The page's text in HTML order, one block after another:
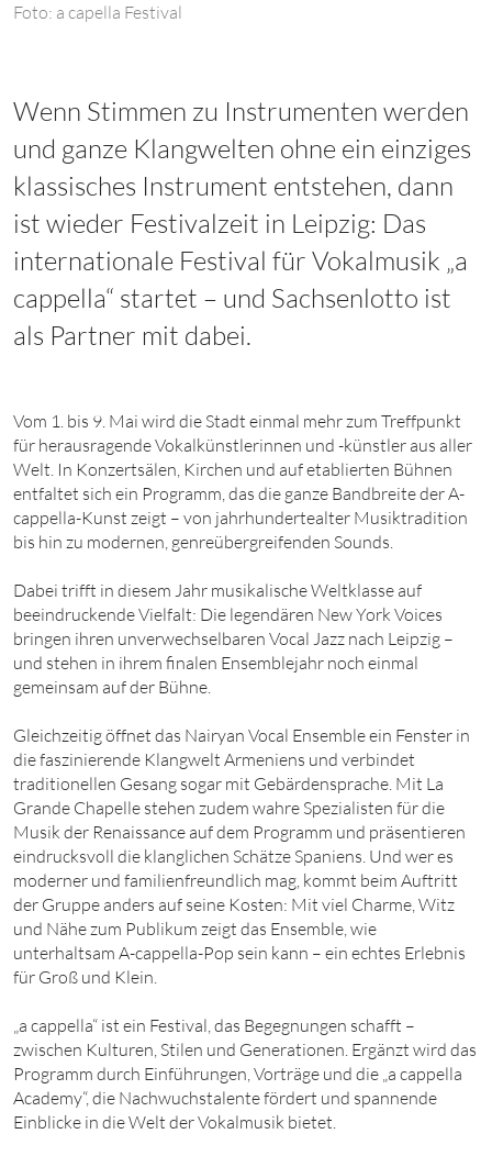
Foto: a capella Festival
Wenn Stimmen zu Instrumenten werden
und ganze Klangwelten ohne ein einziges
klassisches Instrument entstehen, dann
ist wieder Festivalzeit in Leipzig: Das
internationale Festival für Vokalmusik „a
cappella“ startet – und Sachsenlotto ist
als Partner mit dabei.
Vom 1. bis 9. Mai wird die Stadt einmal mehr zum Treffpunkt
für herausragende Vokalkünstlerinnen und -künstler aus aller
Welt. In Konzertsälen, Kirchen und auf etablierten Bühnen
entfaltet sich ein Programm, das die ganze Bandbreite der A-
cappella-Kunst zeigt – von jahrhundertealter Musiktradition
bis hin zu modernen, genreübergreifenden Sounds.
Dabei trifft in diesem Jahr musikalische Weltklasse auf
beeindruckende Vielfalt: Die legendären New York Voices
bringen ihren unverwechselbaren Vocal Jazz nach Leipzig –
und stehen in ihrem finalen Ensemblejahr noch einmal
gemeinsam auf der Bühne.
Gleichzeitig öffnet das Nairyan Vocal Ensemble ein Fenster in
die faszinierende Klangwelt Armeniens und verbindet
traditionellen Gesang sogar mit Gebärdensprache. Mit La
Grande Chapelle stehen zudem wahre Spezialisten für die
Musik der Renaissance auf dem Programm und präsentieren
eindrucksvoll die klanglichen Schätze Spaniens. Und wer es
moderner und familienfreundlich mag, kommt beim Auftritt
der Gruppe anders auf seine Kosten: Mit viel Charme, Witz
und Nähe zum Publikum zeigt das Ensemble, wie
unterhaltsam A-cappella-Pop sein kann – ein echtes Erlebnis
für Groß und Klein.
„a cappella“ ist ein Festival, das Begegnungen schafft –
zwischen Kulturen, Stilen und Generationen. Ergänzt wird das
Programm durch Einführungen, Vorträge und die „a cappella
Academy“, die Nachwuchstalente fördert und spannende
Einblicke in die Welt der Vokalmusik bietet.